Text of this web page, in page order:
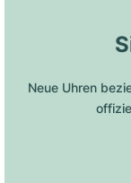
Neue Uhren